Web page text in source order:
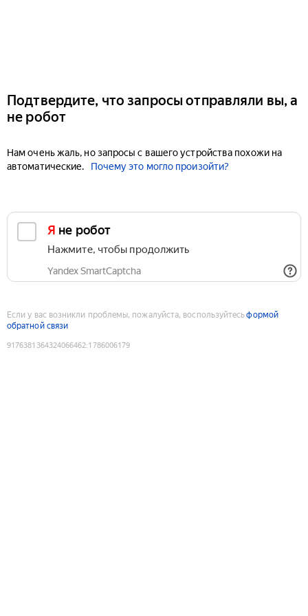
Подтвердите, что запросы отправляли вы, а
не робот
Нам очень жаль, но запросы с вашего устройства похожи на
автоматические.
Почему это могло произойти?
Я не робот
Нажмите, чтобы продолжить
Yandex SmartCaptcha
Если у вас возникли проблемы, пожалуйста, воспользуйтесьформой
обратной связи
9176381364324066462:1786006179